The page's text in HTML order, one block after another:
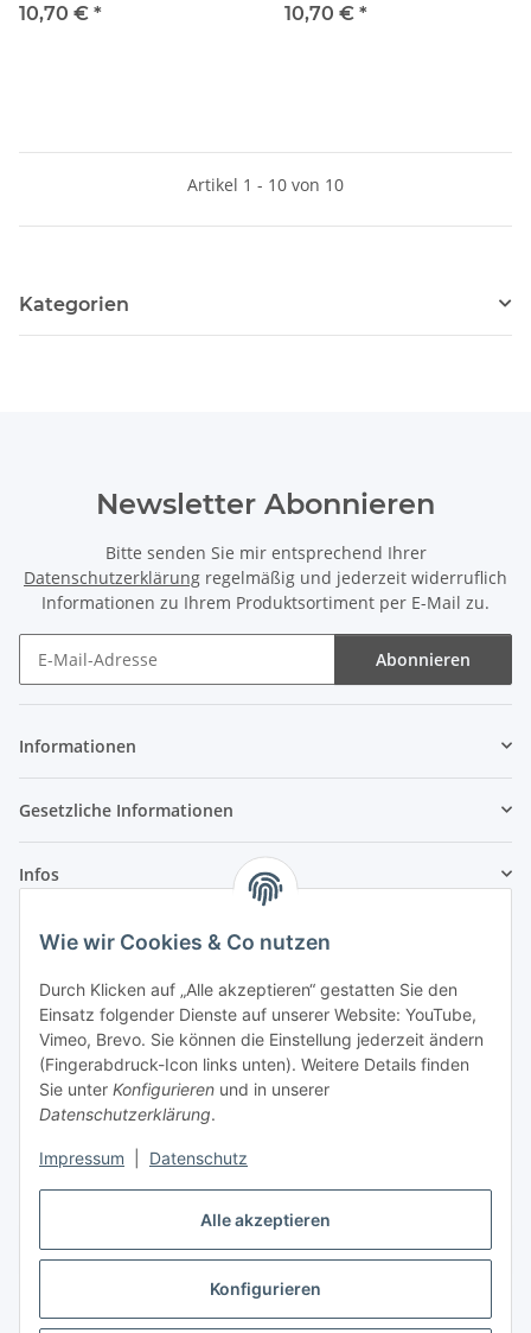
Alle akzeptieren
Konfigurieren
Wie wir Cookies & Co nutzen
Durch Klicken auf „Alle akzeptieren“ gestatten Sie den
Einsatz folgender Dienste auf unserer Website: YouTube,
Vimeo, Brevo. Sie können die Einstellung jederzeit ändern
(Fingerabdruck-Icon links unten). Weitere Details finden
Sie unter Konfigurieren und in unserer
Datenschutzerklärung.
Impressum Datenschutz
10,70 € *
10,70 € *
Artikel 1 - 10 von 10
Kategorien
Newsletter Abonnieren
Bitte senden Sie mir entsprechend Ihrer
Datenschutzerklärung regelmäßig und jederzeit widerruflich
Informationen zu Ihrem Produktsortiment per E-Mail zu.
Abonnieren
Informationen
Gesetzliche Informationen
Infos
Laden - Öffnungszeiten:
Montag 09:00Uhr bis
16:00 Uhr
Dienstag
09:00 Uhr bis
17:00 Uhr
Mittwoch
09:00 Uhr bis 16:00 Uhr
Donnerstag
09:00 Uhr bis
17:00 Uhr
Freitag
09:00 Uhr
Vertrag widerrufen